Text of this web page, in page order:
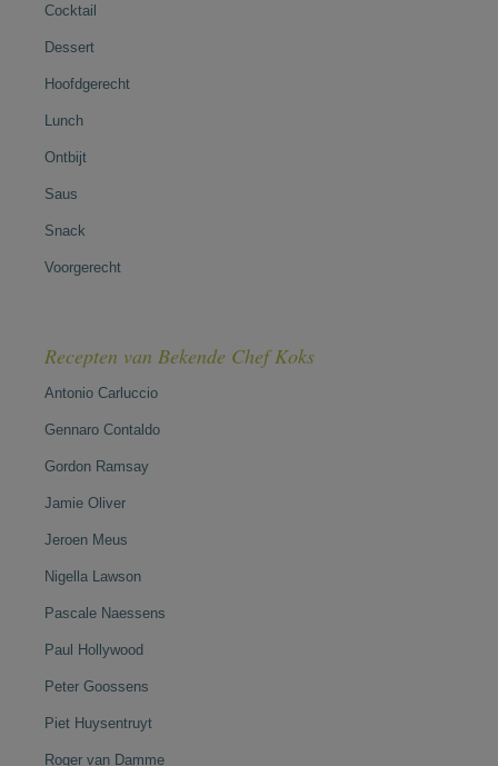
Cocktail
Dessert
Hoofdgerecht
Lunch
Ontbijt
Saus
Snack
Voorgerecht
Recepten van Bekende Chef Koks
Antonio Carluccio
Gennaro Contaldo
Gordon Ramsay
Jamie Oliver
Jeroen Meus
Nigella Lawson
Pascale Naessens
Paul Hollywood
Peter Goossens
Piet Huysentruyt
Roger van Damme